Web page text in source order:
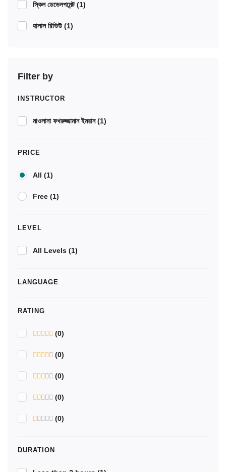
স্কিল ডেভেলপমেন্ট(1)
হালাল রিভিউ (1)
Filter by
INSTRUCTOR
মাওলানা ফখরুজ্জামান ইমরান(1)
PRICE
All (1)
Free (1)
LEVEL
All Levels (1)
LANGUAGE
RATING
(0)
(0)
(0)
(0)
(0)
DURATION